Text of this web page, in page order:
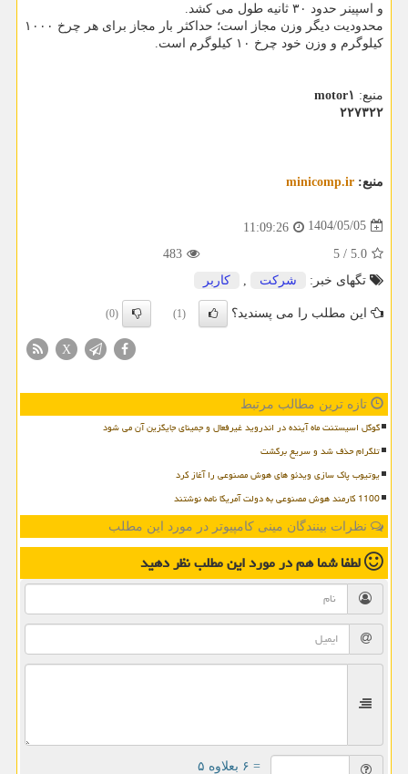
و اسپینر حدود ۳۰ ثانیه طول می کشد.
محدودیت دیگر وزن مجاز است؛ حداکثر بار مجاز برای هر چرخ ۱۰۰۰
کیلوگرم و وزن خود چرخ ۱۰ کیلوگرم است.
منبع: motor۱
۲۲۷۳۲۲
منبع: minicomp.ir
1404/05/05
11:09:26
5.0
/
5
483
تگهای خبر:
شركت كاربر
این مطلب را می پسندید؟ (1)
(0)
X
تازه ترین مطالب مرتبط
گوگل اسیستنت ماه آینده در اندروید غیرفعال و جمینای جایگزین آن می شود
تلگرام حذف شد و سریع برگشت
یوتیوب پاک سازی ویدئو های هوش مصنوعی را آغاز کرد
1100 کارمند هوش مصنوعی به دولت آمریکا نامه نوشتند
نظرات بینندگان مینی کامپیوتر در مورد این مطلب
لطفا شما همدر مورد این مطلبنظر دهید
= ۶ بعلاوه ۵